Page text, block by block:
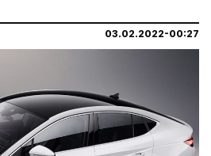
03.02.2022-00:27